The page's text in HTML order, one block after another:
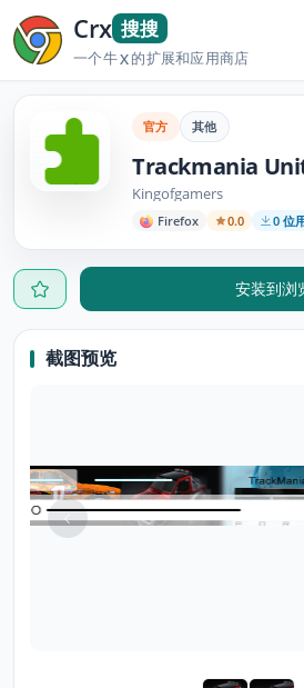
Crx 搜搜
一个牛X的扩展和应用商店
官方 其他
Trackmania
Kingofgamers
Firefox 0.0 0 位
安装到浏
截图预览